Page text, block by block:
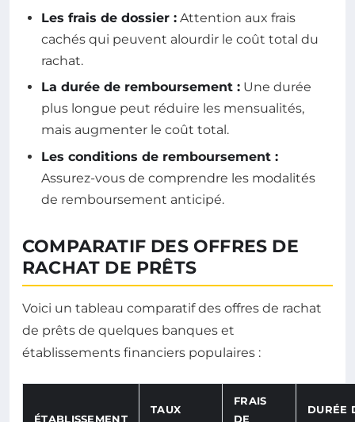
Les frais de dossier : Attention aux frais
cachés qui peuvent alourdir le coût total du
rachat.
La durée de remboursement : Une durée
plus longue peut réduire les mensualités,
mais augmenter le coût total.
Les conditions de remboursement :
Assurez-vous de comprendre les modalités
de remboursement anticipé.
COMPARATIF DES OFFRES DE
RACHAT DE PRÊTS
Voici un tableau comparatif des offres de rachat
de prêts de quelques banques et
établissements financiers populaires :
ÉTABLISSEMENT
TAUX
FRAIS
DE
DURÉE